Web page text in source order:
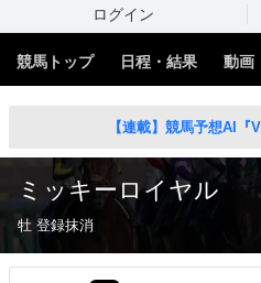
ログイン
競馬トップ 日程・結果 動画
【連載】競馬予想AI『
ミッキーロイヤル
牡 登録抹消